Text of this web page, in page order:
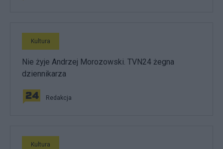
Kultura
Nie żyje Andrzej Morozowski. TVN24 żegna
dziennikarza
Redakcja
Kultura